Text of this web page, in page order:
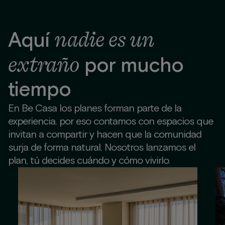
Aquínadie es un
extraño por mucho
tiempo
En Be Casa los planes forman parte de la
experiencia. por eso contamos con espacios que
invitan a compartir y hacen que la comunidad
surja de forma natural. Nosotros lanzamos el
plan, tú decides cuándo y cómo vivirlo.